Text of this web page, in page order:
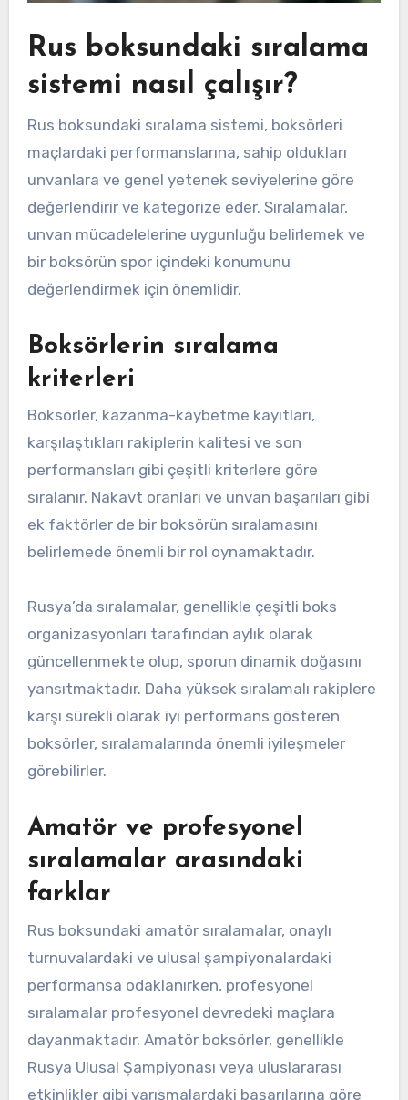
Rus boksundaki sıralama
sistemi nasıl çalışır?
Rus boksundaki sıralama sistemi, boksörleri
maçlardaki performanslarına, sahip oldukları
unvanlara ve genel yetenek seviyelerine göre
değerlendirir ve kategorize eder. Sıralamalar,
unvan mücadelelerine uygunluğu belirlemek ve
bir boksörün spor içindeki konumunu
değerlendirmek için önemlidir.
Boksörlerin sıralama
kriterleri
Boksörler, kazanma-kaybetme kayıtları,
karşılaştıkları rakiplerin kalitesi ve son
performansları gibi çeşitli kriterlere göre
sıralanır. Nakavt oranları ve unvan başarıları gibi
ek faktörler de bir boksörün sıralamasını
belirlemede önemli bir rol oynamaktadır.
Rusya’da sıralamalar, genellikle çeşitli boks
organizasyonları tarafından aylık olarak
güncellenmekte olup, sporun dinamik doğasını
yansıtmaktadır. Daha yüksek sıralamalı rakiplere
karşı sürekli olarak iyi performans gösteren
boksörler, sıralamalarında önemli iyileşmeler
görebilirler.
Amatör ve profesyonel
sıralamalar arasındaki
farklar
Rus boksundaki amatör sıralamalar, onaylı
turnuvalardaki ve ulusal şampiyonalardaki
performansa odaklanırken, profesyonel
sıralamalar profesyonel devredeki maçlara
dayanmaktadır. Amatör boksörler, genellikle
Rusya Ulusal Şampiyonası veya uluslararası
etkinlikler gibi yarışmalardaki başarılarına göre